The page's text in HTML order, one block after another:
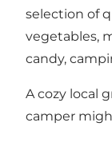
selection of
vegetables,
candy,
A cozy local
camper